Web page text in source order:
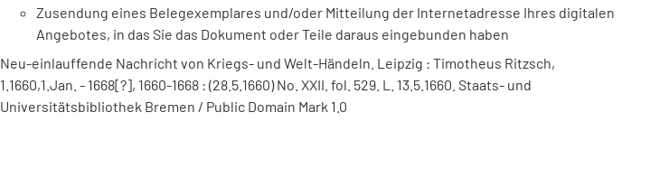
Zusendung eines Belegexemplares und/oder Mitteilung der Internetadresse Ihres digitalen
Angebotes, in das Sie das Dokument oder Teile daraus eingebunden haben
Neu-einlauffende Nachricht von Kriegs- und Welt-Händeln. Leipzig : Timotheus Ritzsch,
1.1660,1.Jan. - 1668[?], 1660-1668 : (28.5.1660) No. XXII. fol. 529. L. 13.5.1660. Staats- und
Universitätsbibliothek Bremen / Public Domain Mark 1.0